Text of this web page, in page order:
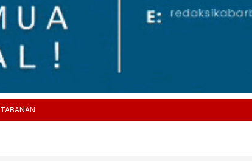
TABANAN